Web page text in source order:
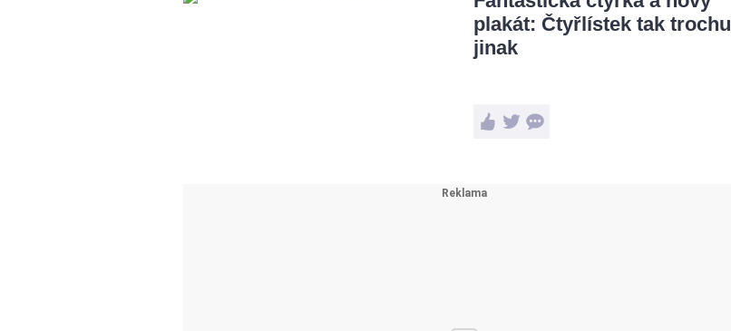
plakát: Čtyřlístek tak trochu
jinak